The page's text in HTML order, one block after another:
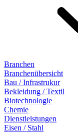
Branchen
Branchenübersicht
Bau / Infrastrukur
Bekleidung / Textil
Biotechnologie
Chemie
Dienstleistungen
Eisen / Stahl